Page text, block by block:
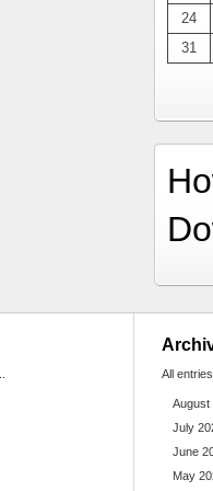
24
31
All
August
July
June
May